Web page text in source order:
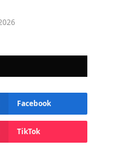
Facebook
TikTok